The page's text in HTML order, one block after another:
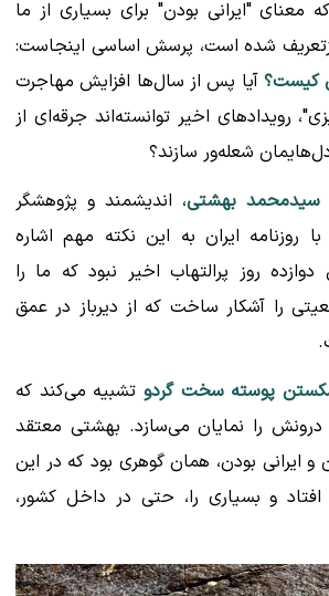
معنای "ایرانی بودن" برای بسیاری از ما
شده است، پرسش اساسی اینجاست:
کیست؟ آیا پس از سال‌ها افزایش مهاجرت
رویدادهای اخیر توانسته‌اند جرقه‌ای از
شعله‌ور سازند؟
سیدمحمد بهشتی، اندیشمند و پژوهشگر
روزنامه ایران به این نکته مهم اشاره
روز پرالتهاب اخیر نبود که ما را
را آشکار ساخت که از دیرباز در عمق
پوسته سخت گردو تشبیه می‌کند که
را نمایان می‌سازد. بهشتی معتقد
ایرانی بودن، همان گوهری بود که در این
افتاد و بسیاری را، حتی در داخل کشور،